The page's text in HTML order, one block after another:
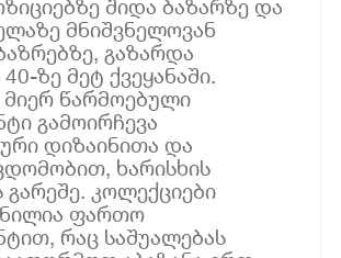
შიდა ბაზარზე და
მნიშვნელოვან
გაზარდა
ზე მეტ ქვეყანაში.
მიერ წარმოებული
გამოირჩევა
დიზაინითა და
ხარისხის
გარეშე. კოლექციები
ფართო
რაც საშუალებას